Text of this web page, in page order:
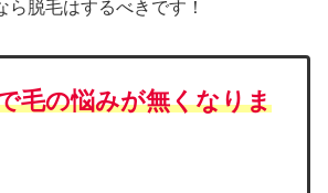
ら脱毛はするべきです！
毛の悩みが無くなりま